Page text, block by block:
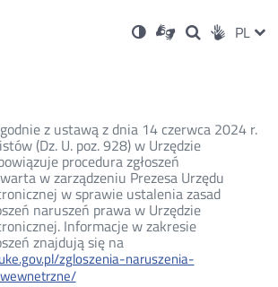
Ustawienia
Wersja
kontrastowa
Dla
niesłyszących
OtwórzOtwórz
w
Otwórz
w
Social PL
z ustawą z dnia 14 czerwca 2024 r.
(Dz. U. poz. 928) w Urzędzie
procedura zgłoszeń
w zarządzeniu Prezesa Urzędu
w sprawie ustalenia zasad
naruszeń prawa w Urzędzie
Informacje w zakresie
znajdują się na
zgloszenia-naruszenia-